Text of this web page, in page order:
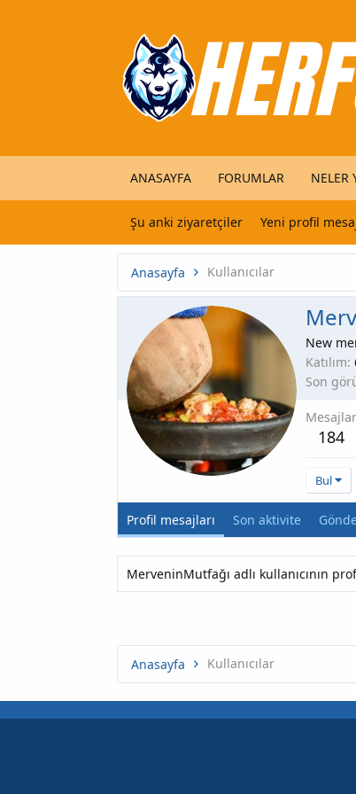
ANASAYFA FORUMLAR NELER
Şu anki ziyaretçiler Yeni profil
Anasayfa Kullanıcılar
New
Katılım
Son
Mesajlar
184
Bul
Profil mesajları Son aktivite
MerveninMutfağı adlı kullanıcının
Anasayfa Kullanıcılar